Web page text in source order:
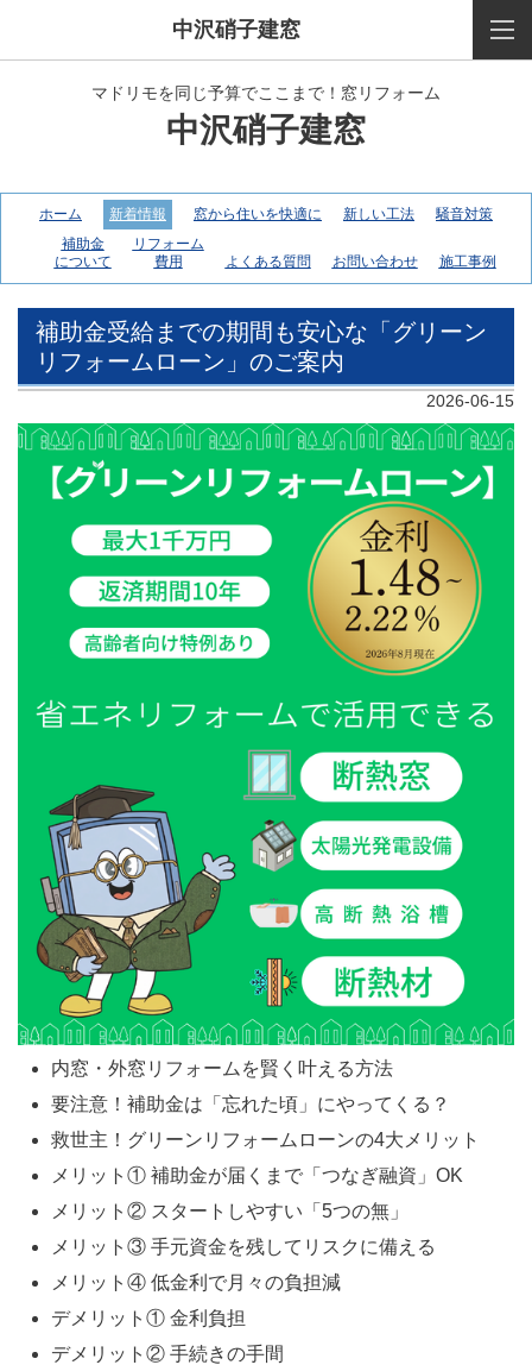
中沢硝子建窓
マドリモを同じ予算でここまで！窓リフォーム
中沢硝子建窓
ホーム 新着情報 窓から住いを快適に 新しい工法
騒音対策
補助金
について
リフォーム
費用
よくある質問 お問い合わせ 施工事例
補助金受給までの期間も安心な「グリーン
リフォームローン」のご案内
2026-06-15
内窓・外窓リフォームを賢く叶える方法
要注意！補助金は「忘れた頃」にやってくる？
救世主！グリーンリフォームローンの4大メリット
メリット① 補助金が届くまで「つなぎ融資」OK
メリット② スタートしやすい「5つの無」
メリット③ 手元資金を残してリスクに備える
メリット④ 低金利で月々の負担減
デメリット① 金利負担
デメリット② 手続きの手間